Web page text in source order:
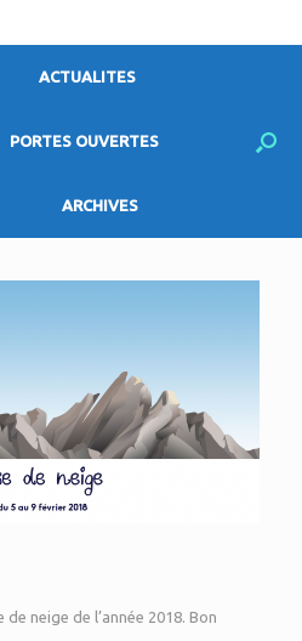
ACTUALITES
PORTES OUVERTES
ARCHIVES
neige de l’année 2018. Bon